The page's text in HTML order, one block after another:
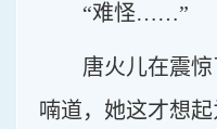
“难怪……”
唐火儿在震
喃道，她这才想